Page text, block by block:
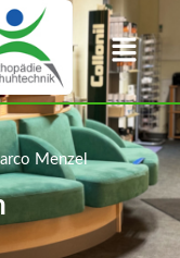
Menzel